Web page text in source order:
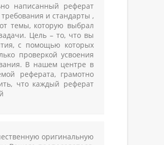
написанный реферат
и стандарты ,
темы, которую выбрал
Цель – то, что вы
с помощью которых
проверкой усвоения
В нашем центре в
реферата, грамотно
что каждый реферат
оригинальную